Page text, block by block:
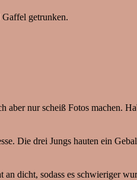
Gaffel getrunken.
nur scheiß Fotos machen.
Die drei Jungs hauten ein
dicht, sodass es schwieriger